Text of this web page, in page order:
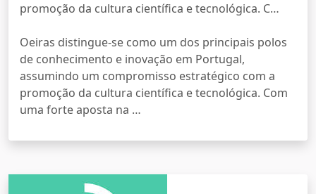
promoção da cultura científica e tecnológica. C…
Oeiras distingue-se como um dos principais polos
de conhecimento e inovação em Portugal,
assumindo um compromisso estratégico com a
promoção da cultura científica e tecnológica. Com
uma forte aposta na …